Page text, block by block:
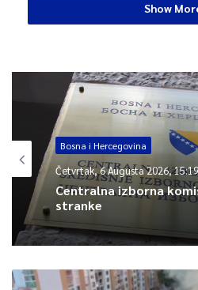
velikodržavnih projekata koje
0
Article
Show
Bosna i Hercegovina
Četvrtak, 6 Augusta 2026, 15:19
Centralna izborna
stranke